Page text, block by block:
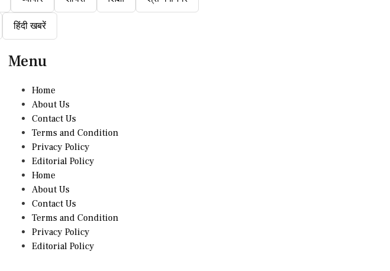
हिंदी खबरें
Menu
Home
About Us
Contact Us
Terms and Condition
Privacy Policy
Editorial Policy
Home
About Us
Contact Us
Terms and Condition
Privacy Policy
Editorial Policy